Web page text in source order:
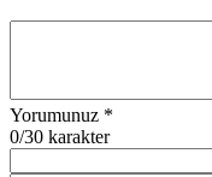
Yorumunuz *
0/30 karakter